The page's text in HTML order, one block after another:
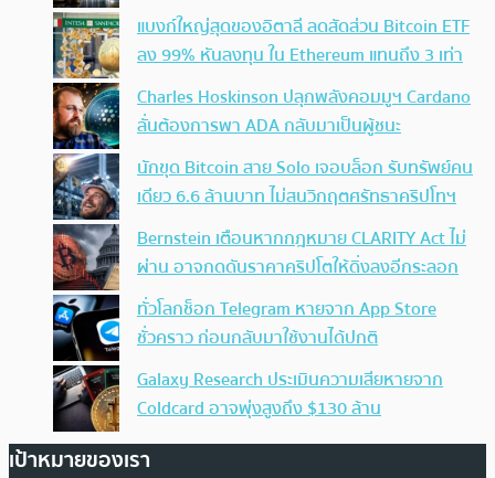
แบงก์ใหญ่สุดของอิตาลี ลดสัดส่วน Bitcoin ETF
ลง 99% หันลงทุน ใน Ethereum แทนถึง 3 เท่า
Charles Hoskinson ปลุกพลังคอมมูฯ Cardano
ลั่นต้องการพา ADA กลับมาเป็นผู้ชนะ
นักขุด Bitcoin สาย Solo เจอบล็อก รับทรัพย์คน
เดียว 6.6 ล้านบาท ไม่สนวิกฤตศรัทธาคริปโทฯ
Bernstein เตือนหากกฎหมาย CLARITY Act ไม่
ผ่าน อาจกดดันราคาคริปโตให้ดิ่งลงอีกระลอก
ทั่วโลกช็อก Telegram หายจาก App Store
ชั่วคราว ก่อนกลับมาใช้งานได้ปกติ
Galaxy Research ประเมินความเสียหายจาก
Coldcard อาจพุ่งสูงถึง $130 ล้าน
เป้าหมายของเรา